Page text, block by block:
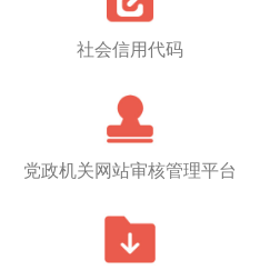
社会信用代码
党政机关网站审核管理平台